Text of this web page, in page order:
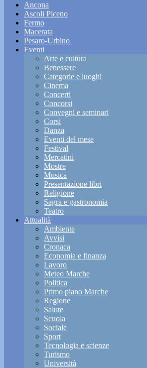
Ancona
Ascoli Piceno
Fermo
Macerata
Pesaro-Urbino
Eventi
Arte e cultura
Benessere
Categorie e luoghi
Cinema
Concerti
Concorsi
Convegni e seminari
Corsi
Danza
Eventi del mese
Festival
Mercatini
Mostre
Musica
Presentazione libri
Religione
Sagra e gastronomia
Teatro
Attualità
Ambiente
Avvisi
Cronaca
Economia e finanza
Lavoro
Meteo Marche
Politica
Primo piano Marche
Regione
Salute
Scuola
Sociale
Sport
Tecnologia e scienze
Turismo
Università